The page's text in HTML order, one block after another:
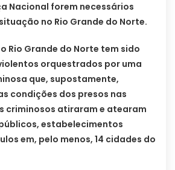
Nacional forem necessários
no Rio Grande do Norte.
Rio Grande do Norte tem sido
orquestrados por uma
que, supostamente,
condições dos presos nas
criminosos atiraram e atearam
estabelecimentos
em, pelo menos, 14 cidades do